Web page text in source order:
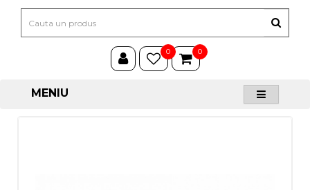
0 0
MENIU